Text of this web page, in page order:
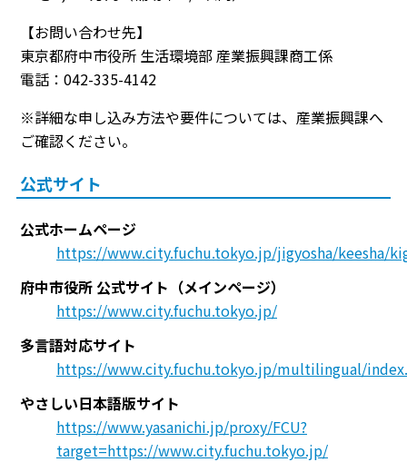
【お問い合わせ先】
東京都府中市役所 生活環境部 産業振興課商工係
電話：042-335-4142
※詳細な申し込み方法や要件については、産業振興課へ
ご確認ください。
公式サイト
公式ホームページ
https://www.city.fuchu.tokyo.jp/jigyosha/keesha/
府中市役所 公式サイト（メインページ）
https://www.city.fuchu.tokyo.jp/
多言語対応サイト
https://www.city.fuchu.tokyo.jp/multilingual/
やさしい日本語版サイト
https://www.yasanichi.jp/proxy/FCU?
target=https://www.city.fuchu.tokyo.jp/